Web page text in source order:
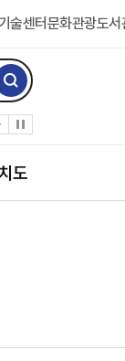
술센터문화관광도서
도